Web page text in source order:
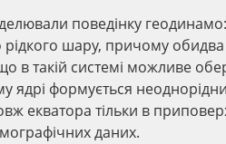
поведінку
рідкого шару, причому
в такій системі можливе
ядрі формується
екватора тільки в
даних.